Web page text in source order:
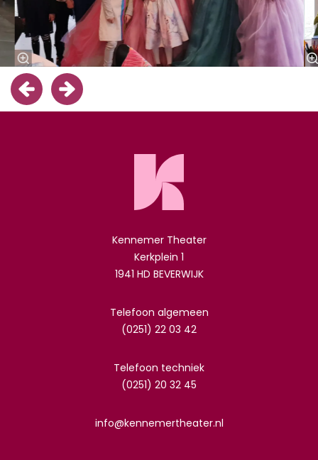
Kennemer Theater
Kerkplein 1
1941 HD BEVERWIJK
Telefoon algemeen
(0251) 22 03 42
Telefoon techniek
(0251) 20 32 45
info@kennemertheater.nl